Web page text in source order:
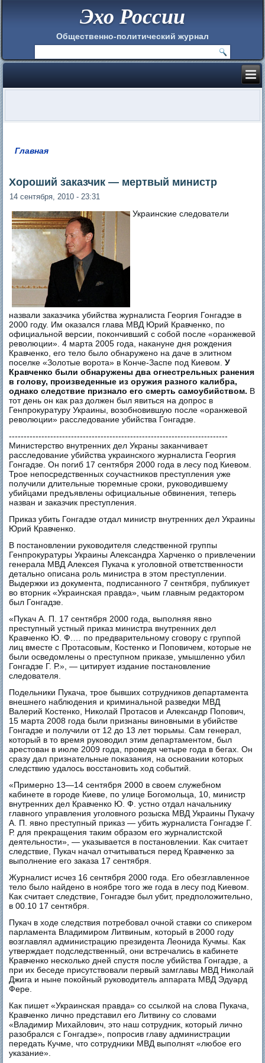
Эхо России
Общественно-политический журнал
Главная
Хороший заказчик — мертвый министр
14 сентября, 2010 - 23:31
Украинские следователи
назвали заказчика убийства журналиста Георгия Гонгадзе в
2000 году. Им оказался глава МВД Юрий Кравченко, по
официальной версии, покончивший с собой после «оранжевой
революции». 4 марта 2005 года, накануне дня рождения
Кравченко, его тело было обнаружено на даче в элитном
поселке «Золотые ворота» в Конче-Заспе под Киевом.У
Кравченко были обнаружены два огнестрельных ранения
в голову, произведенные из оружия разного калибра,
однако следствие признало его смерть самоубийством. В
тот день он как раз должен был явиться на допрос в
Генпрокуратуру Украины, возобновившую после «оранжевой
революции» расследование убийства Гонгадзе.
--------------------------------------------------------------------------
Министерство внутренних дел Украны заканчивает
расследование убийства украинского журналиста Георгия
Гонгадзе. Он погиб 17 сентября 2000 года в лесу под Киевом.
Трое непосредственных соучастников преступления уже
получили длительные тюремные сроки, руководившему
убийцами предъявлены официальные обвинения, теперь
назван и заказчик преступления.
Приказ убить Гонгадзе отдал министр внутренних дел Украины
Юрий Кравченко.
В постановлении руководителя следственной группы
Генпрокуратуры Украины Александра Харченко о привлечении
генерала МВД Алексея Пукача к уголовной ответственности
детально описана роль министра в этом преступлении.
Выдержки из документа, подписанного 7 сентября, публикует
во вторник «Украинская правда», чьим главным редактором
был Гонгадзе.
«Пукач А. П. 17 сентября 2000 года, выполняя явно
преступный устный приказ министра внутренних дел
Кравченко Ю. Ф.… по предварительному сговору с группой
лиц вместе с Протасовым, Костенко и Поповичем, которые не
были осведомлены о преступном приказе, умышленно убил
Гонгадзе Г. Р.», — цитирует издание постановление
следователя.
Подельники Пукача, трое бывших сотрудников департамента
внешнего наблюдения и криминальной разведки МВД
Валерий Костенко, Николай Протасов и Александр Попович,
15 марта 2008 года были признаны виновными в убийстве
Гонгадзе и получили от 12 до 13 лет тюрьмы. Сам генерал,
который в то время руководил этим департаментом, был
арестован в июле 2009 года, проведя четыре года в бегах. Он
сразу дал признательные показания, на основании которых
следствию удалось восстановить ход событий.
«Примерно 13—14 сентября 2000 в своем служебном
кабинете в городе Киеве, по улице Богомольца, 10, министр
внутренних дел Кравченко Ю. Ф. устно отдал начальнику
главного управления уголовного розыска МВД Украины Пукачу
А. П. явно преступный приказ — убить журналиста Гонгадзе Г.
Р. для прекращения таким образом его журналистской
деятельности», — указывается в постановлении. Как считает
следствие, Пукач начал отчитываться перед Кравченко за
выполнение его заказа 17 сентября.
Журналист исчез 16 сентября 2000 года. Его обезглавленное
тело было найдено в ноябре того же года в лесу под Киевом.
Как считает следствие, Гонгадзе был убит, предположительно,
в 00.10 17 сентября.
Пукач в ходе следствия потребовал очной ставки со спикером
парламента Владимиром Литвиным, который в 2000 году
возглавлял администрацию президента Леонида Кучмы. Как
утверждает подследственный, они встречались в кабинете
Кравченко несколько дней спустя после убийства Гонгадзе, а
при их беседе присутствовали первый замглавы МВД Николай
Джига и ныне покойный руководитель аппарата МВД Эдуард
Фере.
Как пишет «Украинская правда» со ссылкой на слова Пукача,
Кравченко лично представил его Литвину со словами
«Владимир Михайлович, это наш сотрудник, который лично
разобрался с Гонгадзе», попросив главу администрации
передать Кучме, что сотрудники МВД выполнят «любое его
указание».